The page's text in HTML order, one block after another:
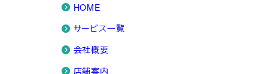
HOME
サービス一覧
会社概要
店舗案内